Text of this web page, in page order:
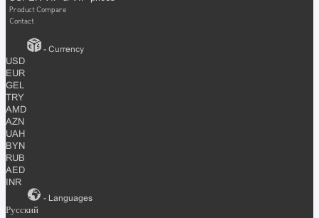
Product Compare
Contact
- Currency
USD
EUR
GEL
TRY
AMD
AZN
UAH
BYN
RUB
AED
INR
- Languages
Русский